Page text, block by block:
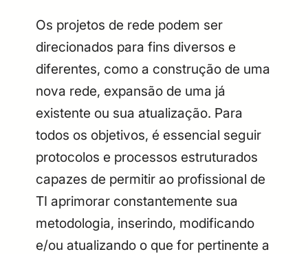
Os projetos de rede podem ser
direcionados para fins diversos e
diferentes, como a construção de uma
nova rede, expansão de uma já
existente ou sua atualização. Para
todos os objetivos, é essencial seguir
protocolos e processos estruturados
capazes de permitir ao profissional de
TI aprimorar constantemente sua
metodologia, inserindo, modificando
e/ou atualizando o que for pertinente a